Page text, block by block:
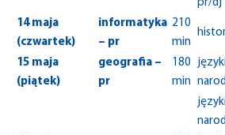
pr/dj
14 maja
(czwartek)
informatyka
– pr
210
min
15 maja
(piątek)
geografia –
pr
180
min